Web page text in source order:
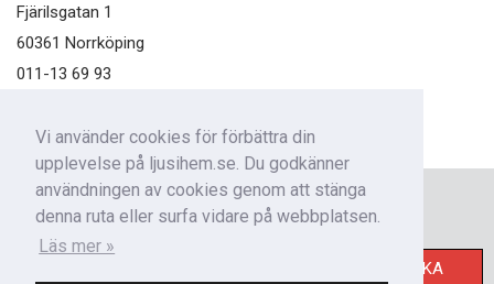
Vi använder cookies för förbättra din
upplevelse på ljusihem.se. Du godkänner
användningen av cookies genom att stänga
denna ruta eller surfa vidare på webbplatsen.
Läs mer »
Fjärilsgatan 1
60361 Norrköping
011-13 69 93
Nyhetsbrev
SKICKA